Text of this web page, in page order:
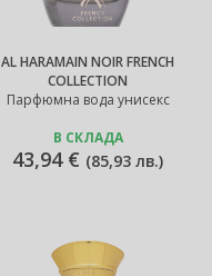
AL HARAMAIN NOIR FRENCH
COLLECTION
Парфюмна вода унисекс
В СКЛАДА
43,94 € (85,93 лв.)